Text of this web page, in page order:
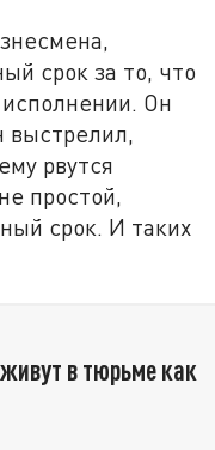
срок за то, что
Он
выстрелил,
рвутся
простой,
срок. И таких
в тюрьме как